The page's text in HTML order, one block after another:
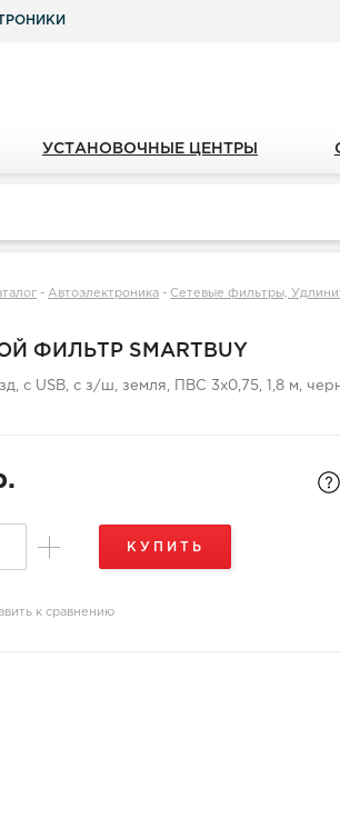
УСТАНОВОЧНЫЕ ЦЕНТРЫ
-Автоэлектроника - Сетевые фильтры,
ФИЛЬТР SMARTBUY
c USB, c з/ш, земля, ПВС 3x0,75, 1,8 м,
КУПИТЬ
к сравнению